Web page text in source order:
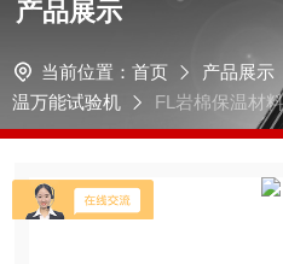
产品展示
当前位置： 首页 产品展示
温万能试验机
FL岩棉保温材